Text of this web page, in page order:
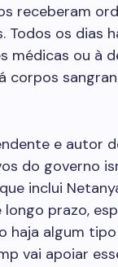
receberam
Todos os dias
médicas ou à
corpos
e autor
do governo
inclui
prazo,
haja algum
vai apoiar